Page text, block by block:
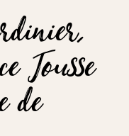
Jousse
de